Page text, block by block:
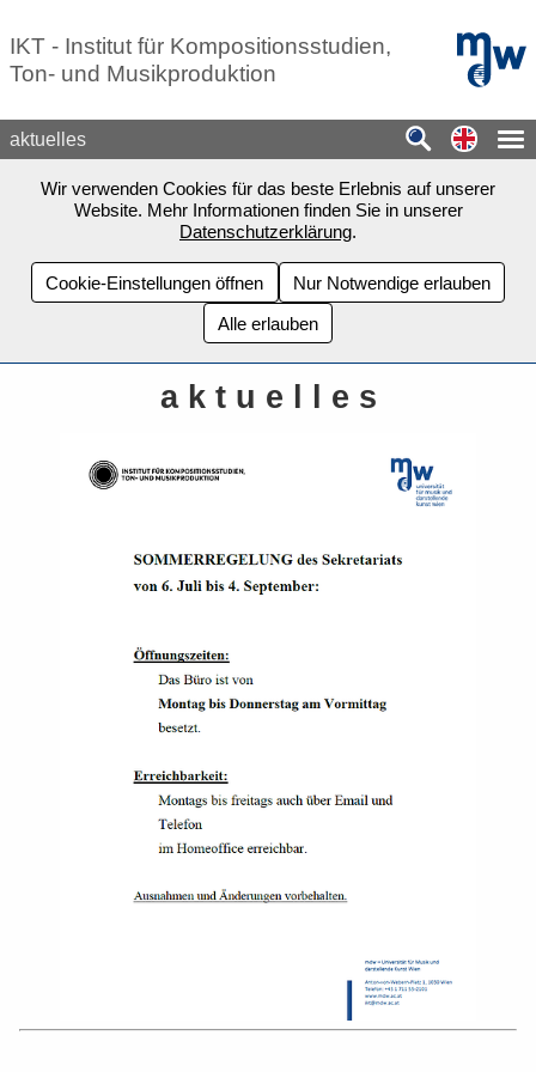
IKT - Institut für Kompositionsstudien,
Ton- und Musikproduktion
mdw -
aktuelles
Wir verwenden Cookies für das beste Erlebnis auf unserer
Website. Mehr Informationen finden Sie in unserer
Datenschutzerklärung.
Cookie-Einstellungen öffnen
Nur Notwendige erlauben
Alle erlauben
a k t u e l l e s